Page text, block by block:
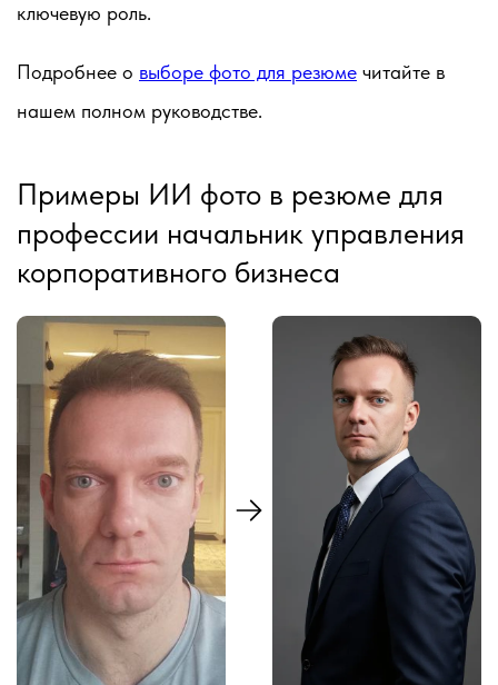
ключевую роль.
Подробнее о выборе фото для резюме читайте в
нашем полном руководстве.
Примеры ИИ фото в резюме для
профессии начальник управления
корпоративного бизнеса